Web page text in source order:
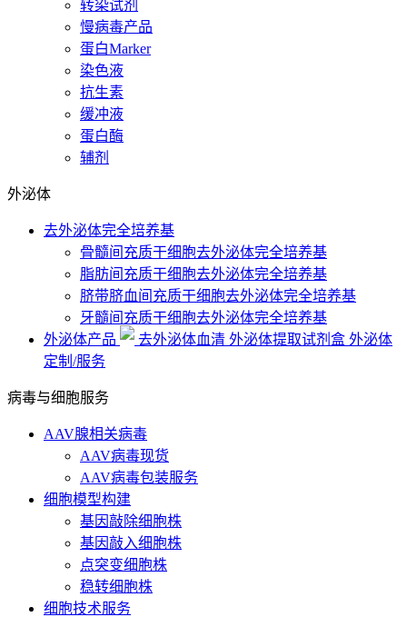
转染试剂
慢病毒产品
蛋白Marker
染色液
抗生素
缓冲液
蛋白酶
辅剂
外泌体
去外泌体完全培养基
骨髓间充质干细胞去外泌体完全培养基
脂肪间充质干细胞去外泌体完全培养基
脐带脐血间充质干细胞去外泌体完全培养基
牙髓间充质干细胞去外泌体完全培养基
外泌体产品
去外泌体血清 外泌体提取试剂盒 外泌体
定制/服务
病毒与细胞服务
AAV腺相关病毒
AAV病毒现货
AAV病毒包装服务
细胞模型构建
基因敲除细胞株
基因敲入细胞株
点突变细胞株
稳转细胞株
细胞技术服务